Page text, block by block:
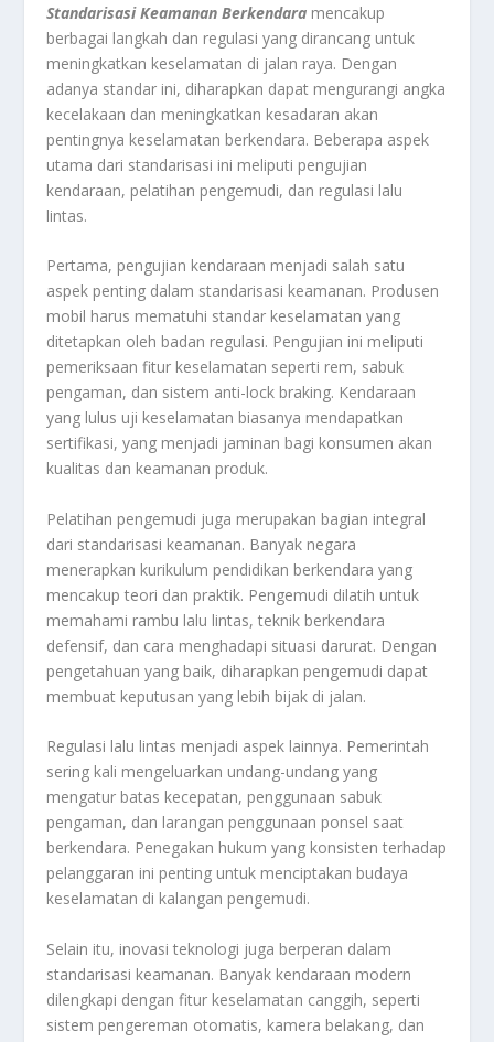
Standarisasi Keamanan Berkendara mencakup
berbagai langkah dan regulasi yang dirancang untuk
meningkatkan keselamatan di jalan raya. Dengan
adanya standar ini, diharapkan dapat mengurangi angka
kecelakaan dan meningkatkan kesadaran akan
pentingnya keselamatan berkendara. Beberapa aspek
utama dari standarisasi ini meliputi pengujian
kendaraan, pelatihan pengemudi, dan regulasi lalu
lintas.
Pertama, pengujian kendaraan menjadi salah satu
aspek penting dalam standarisasi keamanan. Produsen
mobil harus mematuhi standar keselamatan yang
ditetapkan oleh badan regulasi. Pengujian ini meliputi
pemeriksaan fitur keselamatan seperti rem, sabuk
pengaman, dan sistem anti-lock braking. Kendaraan
yang lulus uji keselamatan biasanya mendapatkan
sertifikasi, yang menjadi jaminan bagi konsumen akan
kualitas dan keamanan produk.
Pelatihan pengemudi juga merupakan bagian integral
dari standarisasi keamanan. Banyak negara
menerapkan kurikulum pendidikan berkendara yang
mencakup teori dan praktik. Pengemudi dilatih untuk
memahami rambu lalu lintas, teknik berkendara
defensif, dan cara menghadapi situasi darurat. Dengan
pengetahuan yang baik, diharapkan pengemudi dapat
membuat keputusan yang lebih bijak di jalan.
Regulasi lalu lintas menjadi aspek lainnya. Pemerintah
sering kali mengeluarkan undang-undang yang
mengatur batas kecepatan, penggunaan sabuk
pengaman, dan larangan penggunaan ponsel saat
berkendara. Penegakan hukum yang konsisten terhadap
pelanggaran ini penting untuk menciptakan budaya
keselamatan di kalangan pengemudi.
Selain itu, inovasi teknologi juga berperan dalam
standarisasi keamanan. Banyak kendaraan modern
dilengkapi dengan fitur keselamatan canggih, seperti
sistem pengereman otomatis, kamera belakang, dan